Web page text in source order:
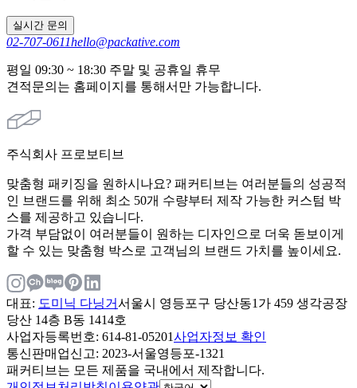
실시간 문의
02-707-0611hello@packative.com
평일 09:30 ~ 18:30 주말 및 공휴일 휴무
견적문의는 홈페이지를 통해서만 가능합니다.
주식회사 프로보티브
맞춤형 패키징을 원하시나요? 패커티브는 여러분들의 성공적
인 브랜드를 위해 최소 50개 수량부터 제작 가능한 커스텀 박
스를 제공하고 있습니다.
가격 부담없이 여러분들이 원하는 디자인으로 더욱 돋보이게
할 수 있는 맞춤형 박스로 고객님의 브랜드 가치를 높이세요.
대표: 도미닉 다닝거서울시 영등포구 당산동1가 459 생각공장
당산 14층 B동 1414호
사업자등록번호: 614-81-05201사업자정보 확인
통신판매업신고: 2023-서울영등포-1321
패커티브는 모든 제품을 국내에서 제작합니다.